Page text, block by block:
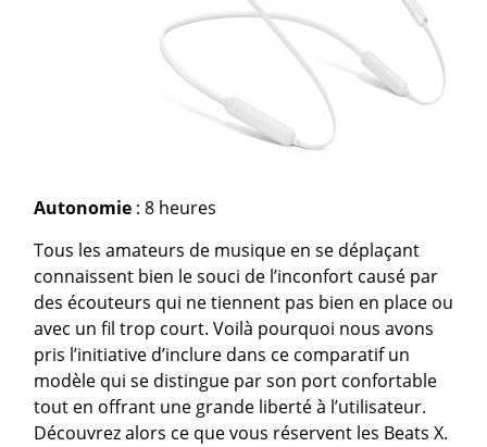
Autonomie : 8 heures
Tous les amateurs de musique en se déplaçant
connaissent bien le souci de l’inconfort causé par
des écouteurs qui ne tiennent pas bien en place ou
avec un fil trop court. Voilà pourquoi nous avons
pris l’initiative d’inclure dans ce comparatif un
modèle qui se distingue par son port confortable
tout en offrant une grande liberté à l’utilisateur.
Découvrez alors ce que vous réservent les Beats X.